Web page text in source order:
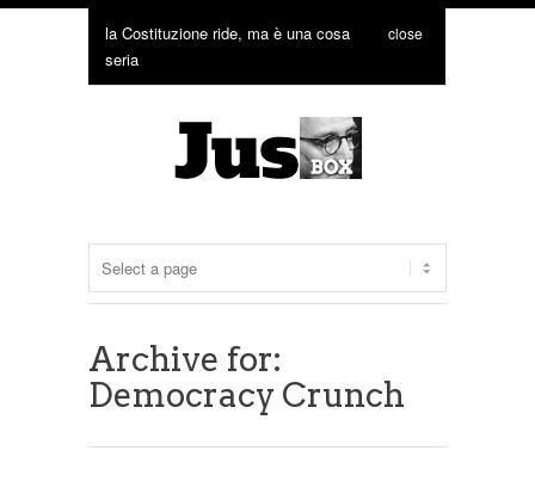
la Costituzione ride, ma è una cosa
seria
close
Archive for:
Democracy Crunch